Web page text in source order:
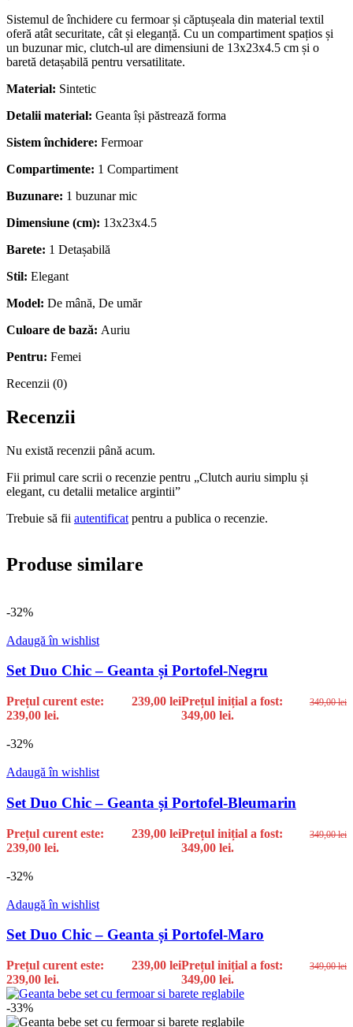
Sistemul de închidere cu fermoar și căptușeala din material textil
oferă atât securitate, cât și eleganță. Cu un compartiment spațios și
un buzunar mic, clutch-ul are dimensiuni de 13x23x4.5 cm și o
baretă detașabilă pentru versatilitate.
Material: Sintetic
Detalii material: Geanta își păstrează forma
Sistem închidere: Fermoar
Compartimente: 1 Compartiment
Buzunare: 1 buzunar mic
Dimensiune (cm): 13x23x4.5
Barete: 1 Detașabilă
Stil: Elegant
Model: De mână, De umăr
Culoare de bază: Auriu
Pentru: Femei
Recenzii (0)
Recenzii
Nu există recenzii până acum.
Fii primul care scrii o recenzie pentru „Clutch auriu simplu și
elegant, cu detalii metalice argintii”
Trebuie să fii autentificat pentru a publica o recenzie.
Produse similare
-32%
Adaugă în wishlist
Set Duo Chic – Geanta și Portofel-Negru
349,00lei
Prețul inițial a fost:
349,00 lei.
239,00 lei
Prețul curent este:
239,00 lei.
-32%
Adaugă în wishlist
Set Duo Chic – Geanta și Portofel-Bleumarin
349,00lei
Prețul inițial a fost:
349,00 lei.
239,00 lei
Prețul curent este:
239,00 lei.
-32%
Adaugă în wishlist
Set Duo Chic – Geanta și Portofel-Maro
349,00lei
Prețul inițial a fost:
349,00 lei.
239,00 lei
Prețul curent este:
239,00 lei.
-33%